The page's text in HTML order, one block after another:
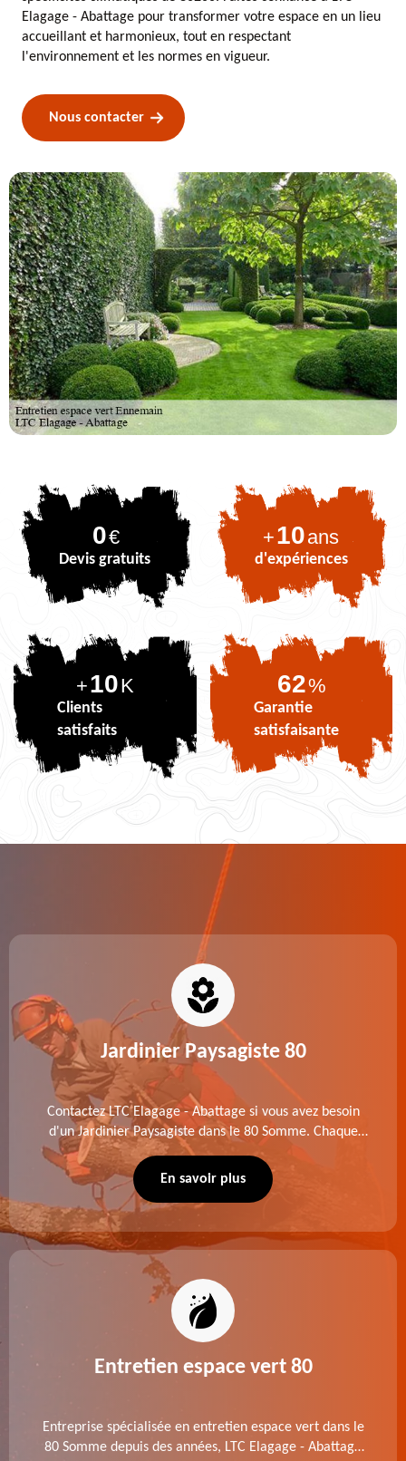
Elagage - Abattage pour transformer votre espace en un lieu
accueillant et harmonieux, tout en respectant
l'environnement et les normes en vigueur.
Nous contacter
0€
Devis gratuits
+10ans
d'expériences
+10K
Clients
satisfaits
75%
Garantie
satisfaisante
Jardinier Paysagiste 80
Contactez LTC Elagage - Abattage si vous avez besoin
d'un Jardinier Paysagiste dans le 80 Somme. Chaque
intervention est exécutée selon les normes en vigueur.
Découvrez un extérieur exceptionnel grâce à notre
En savoir plus
Entretien espace vert 80
Entreprise spécialisée en entretien espace vert dans le
80 Somme depuis des années, LTC Elagage - Abattage